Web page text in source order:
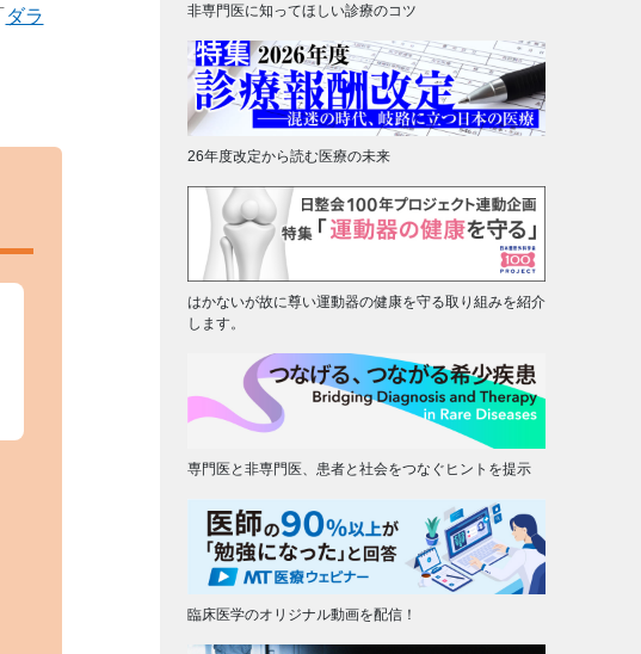
ダラ
非専門医に知ってほしい診療のコツ
26年度改定から読む医療の未来
はかないが故に尊い運動器の健康を守る取り組みを紹介
します。
専門医と非専門医、患者と社会をつなぐヒントを提示
臨床医学のオリジナル動画を配信！